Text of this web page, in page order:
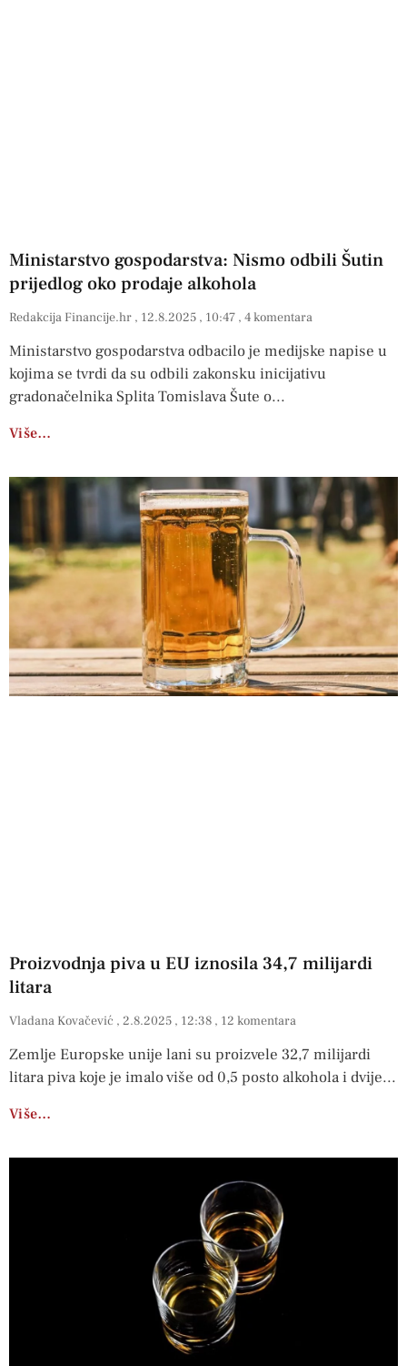
Ministarstvo gospodarstva: Nismo odbili Šutin
prijedlog oko prodaje alkohola
Redakcija Financije.hr 12.8.2025 10:47 4 komentara
Ministarstvo gospodarstva odbacilo je medijske napise u
kojima se tvrdi da su odbili zakonsku inicijativu
gradonačelnika Splita Tomislava Šute o
Više…
Proizvodnja piva u EU iznosila 34,7 milijardi
litara
Vladana Kovačević 2.8.2025 12:38 12 komentara
Zemlje Europske unije lani su proizvele 32,7 milijardi
litara piva koje je imalo više od 0,5 posto alkohola i dvije
Više…